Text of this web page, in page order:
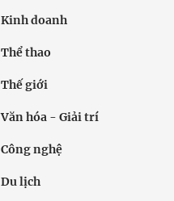
Kinh doanh
Thể thao
Thế giới
Văn hóa - Giải trí
Công nghệ
Du lịch